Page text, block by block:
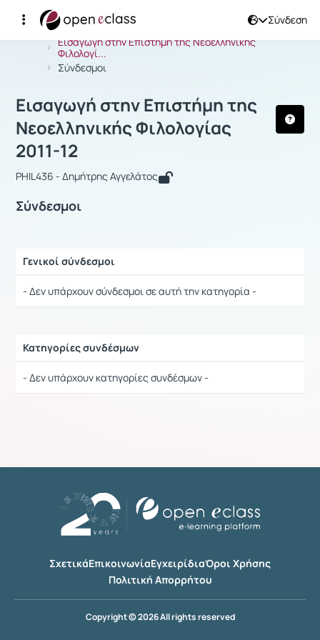
Σύνδεση
Αρχική Σελίδα
Εισαγωγή στην Επιστήμη της Νεοελληνικής
Φιλολογί...
Σύνδεσμοι
Μάθημα : Εισαγωγή στην Επιστήμη
Εισαγωγή στην Επιστήμη της
Νεοελληνικής Φιλολογίας
2011-12
PHIL436 - Δημήτρης Αγγελάτος
Σύνδεσμοι
Γενικοί σύνδεσμοι
- Δεν υπάρχουν σύνδεσμοι σε αυτή την κατηγορία -
Κατηγορίες συνδέσμων
- Δεν υπάρχουν κατηγορίες συνδέσμων -
ΣχετικάΕπικοινωνίαΕγχειρίδιαΌροι Χρήσης
Πολιτική Απορρήτου
Copyright © 2026 All rights reserved